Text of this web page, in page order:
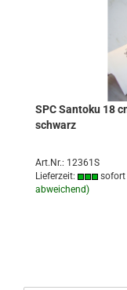
SPC Santoku 18
schwarz
Art.Nr.: 12361S
Lieferzeit:
sofort
abweichend)